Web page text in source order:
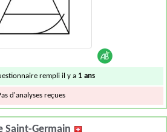
rempli il y a 1 ans
d'analyses reçues
Saint-Germain